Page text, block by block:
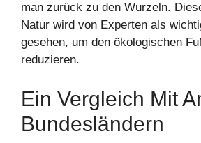
man zurück zu den Wurzeln.
Natur wird von Experten als
gesehen, um den ökologischen
reduzieren.
Ein Vergleich Mit
Bundesländern